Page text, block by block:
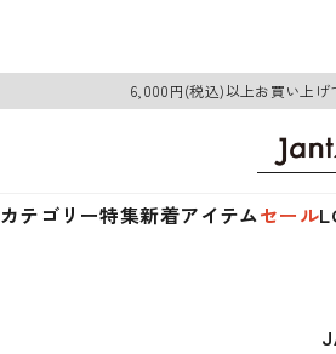
6,000円(税込)以上お買い上
カテゴリー特集新着アイテムセール